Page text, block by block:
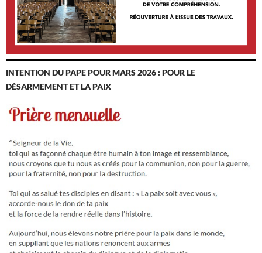
INTENTION DU PAPE POUR MARS 2026 : POUR LE
DÉSARMEMENT ET LA PAIX